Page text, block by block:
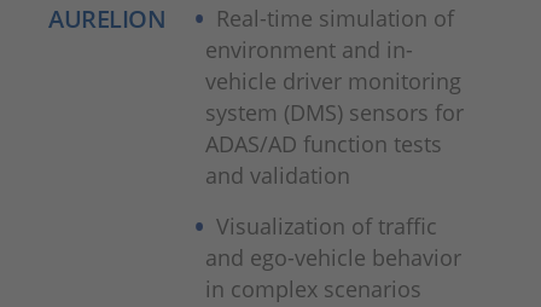
AURELION
Real-time simulation of
environment and in-
vehicle driver monitoring
system (DMS) sensors for
ADAS/AD function tests
and validation
Visualization of traffic
and ego-vehicle behavior
in complex scenarios